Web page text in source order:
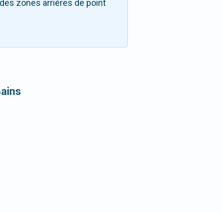
zones arrières de point